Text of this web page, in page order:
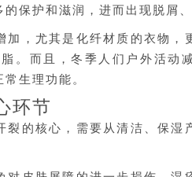
保护和滋润，进而出现脱屑、
，尤其是化纤材质的衣物，
。而且，冬季人们户外活动
生理功能。
环节
的核心，需要从清洁、保湿